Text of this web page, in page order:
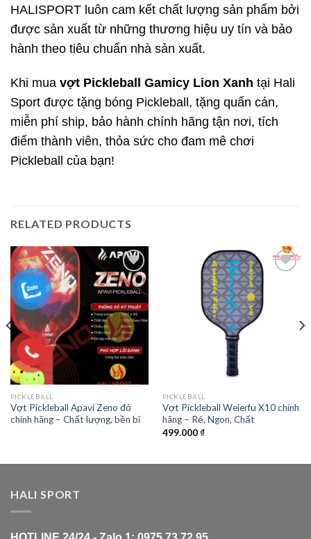
HALISPORT luôn cam kết chất lượng sản phẩm bởi
được sản xuất từ những thương hiệu uy tín và bảo
hành theo tiêu chuẩn nhà sản xuất.
Khi mua vợt Pickleball Gamicy Lion Xanh tại Hali
Sport được tặng bóng Pickleball, tặng quấn cán,
miễn phí ship, bảo hành chính hãng tận nơi, tích
điểm thành viên, thỏa sức cho đam mê chơi
Pickleball của bạn!
RELATED PRODUCTS
Add to
wishlist
PICKLEBALL
Vợt Pickleball Apavi Zeno đỏ
chính hãng – Chất lượng, bền bỉ
PICKLEBALL
Vợt Pickleball Weierfu X10 chính
hãng – Rẻ, Ngon, Chất
499.000₫
HALI SPORT